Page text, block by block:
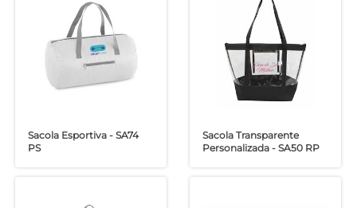
Sacola Esportiva - SA74
PS
Sacola Transparente
Personalizada - SA50 RP